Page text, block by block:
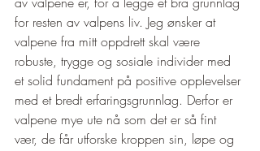
for resten av valpens liv. Jeg ønsker at
valpene fra mitt oppdrett skal være
robuste, trygge og sosiale individer med
et solid fundament på positive opplevelser
med et bredt erfaringsgrunnlag. Derfor er
valpene mye ute nå som det er så fint
vær, de får utforske kroppen sin, løpe og